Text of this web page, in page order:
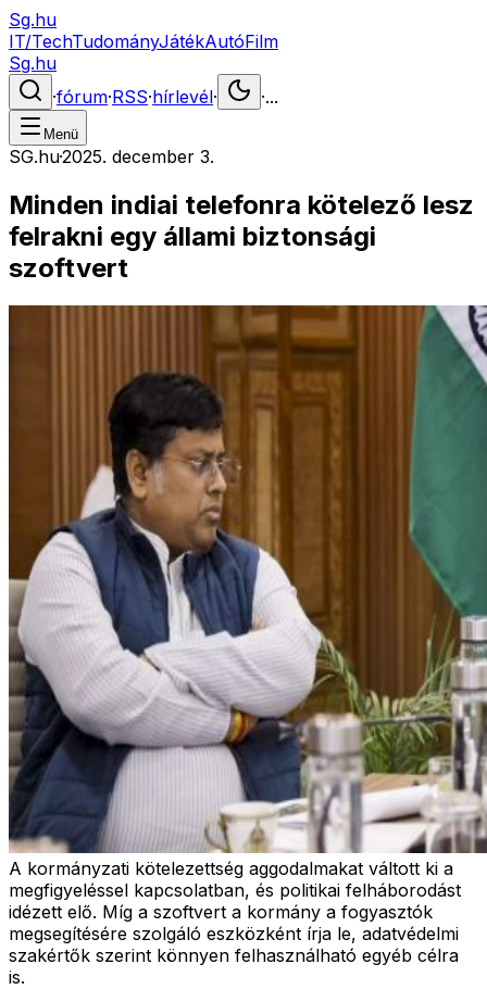
Sg.hu
IT/TechTudományJátékAutóFilm
Sg.hu
·fórum·RSS·hírlevél· ·...
Menü
SG.hu·2025. december 3.
Minden indiai telefonra kötelező lesz
felrakni egy állami biztonsági
szoftvert
A kormányzati kötelezettség aggodalmakat váltott ki a
megfigyeléssel kapcsolatban, és politikai felháborodást
idézett elő. Míg a szoftvert a kormány a fogyasztók
megsegítésére szolgáló eszközként írja le, adatvédelmi
szakértők szerint könnyen felhasználható egyéb célra
is.